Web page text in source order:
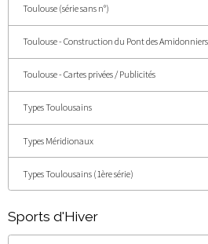
Toulouse (série sans n°)
Toulouse - Construction du Pont des Amidonniers
Toulouse - Cartes privées / Publicités
Types Toulousains
Types Méridionaux
Types Toulousains (1ère série)
Sports d'Hiver